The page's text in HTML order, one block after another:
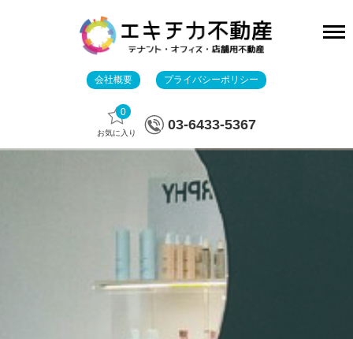
会社概要 プライバシーポリシー
0
お気に入り
03-6433-5367